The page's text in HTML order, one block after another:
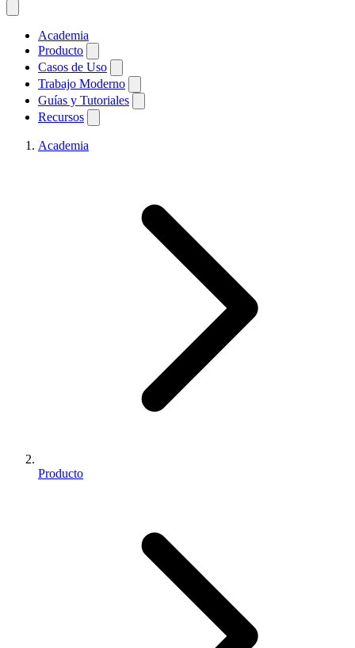
Academia
Producto
Casos de Uso
Trabajo Moderno
Guías y Tutoriales
Recursos
Academia
Producto